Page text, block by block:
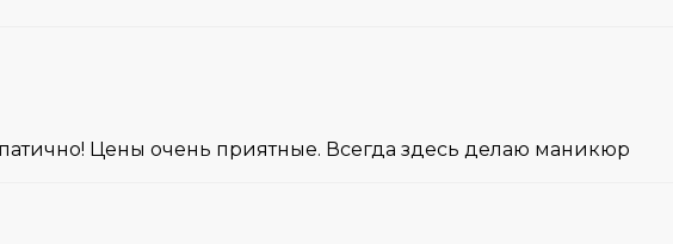
Цены очень приятные. Всегда здесь делаю маникюр